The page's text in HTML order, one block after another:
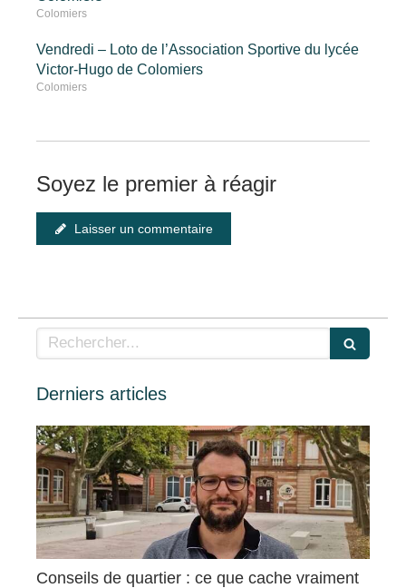
Colomiers
Vendredi – Loto de l’Association Sportive du lycée
Victor-Hugo de Colomiers
Colomiers
Soyez le premier à réagir
Laisser un commentaire
Rechercher
Derniers articles
Conseils de quartier : ce que cache vraiment